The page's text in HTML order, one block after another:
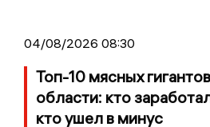
04/08/2026 08:30
Топ-10 мясных
области: кто
кто ушел в минус